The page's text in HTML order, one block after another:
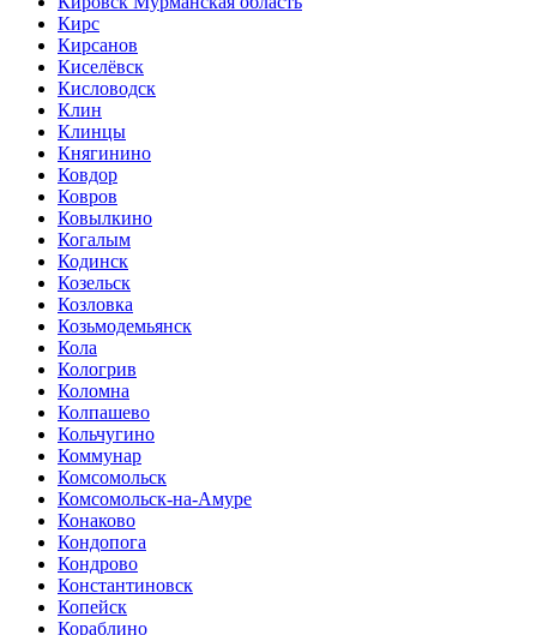
Кирс
Кирсанов
Киселёвск
Кисловодск
Клин
Клинцы
Княгинино
Ковдор
Ковров
Ковылкино
Когалым
Кодинск
Козельск
Козловка
Козьмодемьянск
Кола
Кологрив
Коломна
Колпашево
Кольчугино
Коммунар
Комсомольск
Комсомольск-на-Амуре
Конаково
Кондопога
Кондрово
Константиновск
Копейск
Кораблино